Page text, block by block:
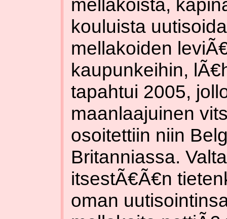
mellakoista,
kouluista
mellakoiden
kaupunkeihin,
tapahtui 2005,
maanlaajuinen
osoitettiin niin
Britanniassa.
itsestÃ€Ã€n
oman